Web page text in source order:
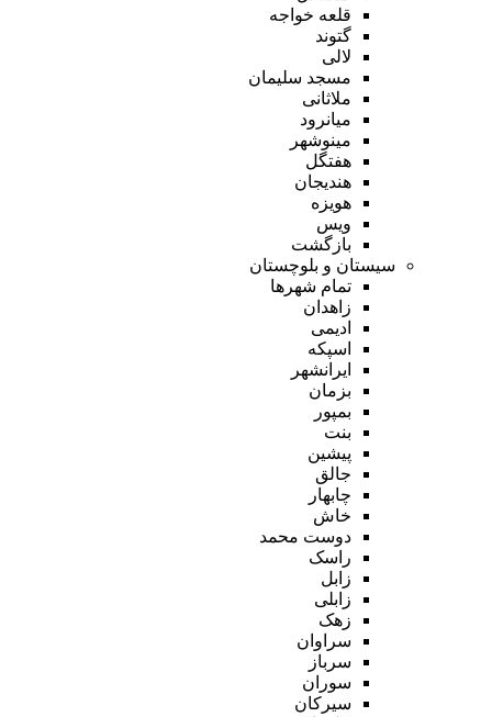
قلعه خواجه
گتوند
لالی
مسجد سلیمان
ملاثانی
میانرود
مینوشهر
هفتگل
هندیجان
هویزه
ویس
بازگشت
سیستان و بلوچستان
تمام شهر‌ها
زاهدان
ادیمی
اسپکه
ایرانشهر
بزمان
بمپور
بنت
پیشین
جالق
چابهار
خاش
دوست محمد
راسک
زابل
زابلی
زهک
سراوان
سرباز
سوران
سیرکان